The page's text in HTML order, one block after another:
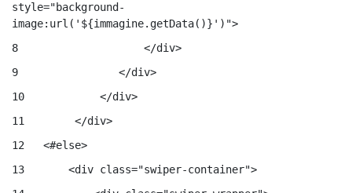
style="background-
image:url('${immagine.getData()}')">
8
                    </div>
9
                </div>
10
            </div>
11
        </div>
12
   <#else>
13
       <div class="swiper-container">